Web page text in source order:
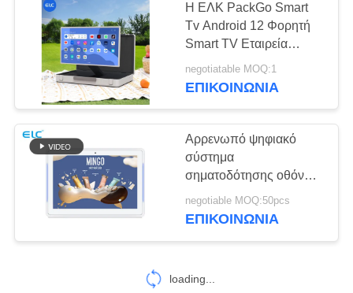
Ψηφιακά
ημερολόγια
Τραμπλέτο έξυπνου
6
Η ΕΛΚ PackGo Smart
Tv Android 12 Φορητή
Smart TV Εταιρεία
Οικιακών Συσκευών
negotiatable MOQ:1
ΕΠΙΚΟΙΝΩΝΙΑ
Αρρενωπό ψηφιακό
σύστημα
σηματοδότησης οθόνης
αφής 8,1, ταμπλέτα
επίδειξης αιθουσών
negotiable MOQ:50pcs
ΕΠΙΚΟΙΝΩΝΙΑ
loading...